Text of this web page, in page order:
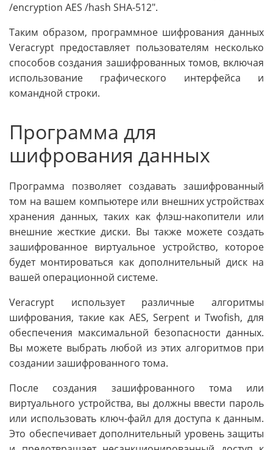
/encryption AES /hash SHA-512".
Таким образом, программное шифрования данных
Veracrypt предоставляет пользователям несколько
способов создания зашифрованных томов, включая
использование графического интерфейса и
командной строки.
Программа для
шифрования данных
Программа позволяет создавать зашифрованный
том на вашем компьютере или внешних устройствах
хранения данных, таких как флэш-накопители или
внешние жесткие диски. Вы также можете создать
зашифрованное виртуальное устройство, которое
будет монтироваться как дополнительный диск на
вашей операционной системе.
Veracrypt использует различные алгоритмы
шифрования, такие как AES, Serpent и Twofish, для
обеспечения максимальной безопасности данных.
Вы можете выбрать любой из этих алгоритмов при
создании зашифрованного тома.
После создания зашифрованного тома или
виртуального устройства, вы должны ввести пароль
или использовать ключ-файл для доступа к данным.
Это обеспечивает дополнительный уровень защиты